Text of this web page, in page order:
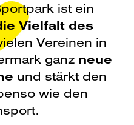
ist ein
Vielfalt des
Vereinen in
ganz neue
und stärkt den
wie den